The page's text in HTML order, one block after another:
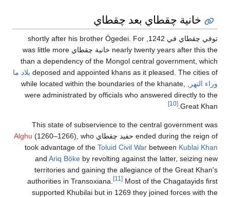
خانية چقطاي بعد چقطاي
توفي چقطاي في 1242, shortly after his brother Ögedei. For
nearly twenty years after this the خانية چقطاي was little more
than a dependency of the Mongol central government, which
deposed and appointed khans as it pleased. The cities of بلاد ما
وراء النهر
, while located within the boundaries of the khanate,
were administrated by officials who answered directly to the
Great Khan.
[10]
This state of subservience to the central government was
ended during the reign of حفيد چقطاي
Alghu (1260–1266), who
took advantage of the Toluid Civil War between Kublai Khan
and Ariq Böke by revolting against the latter, seizing new
territories and gaining the allegiance of the Great Khan's
authorities in Transoxiana.
[11] Most of the Chagatayids first
supported Khubilai but in 1269 they joined forces with the